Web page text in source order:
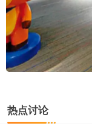
热点讨论